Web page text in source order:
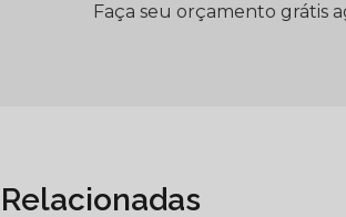
Faça seu orçamento grátis